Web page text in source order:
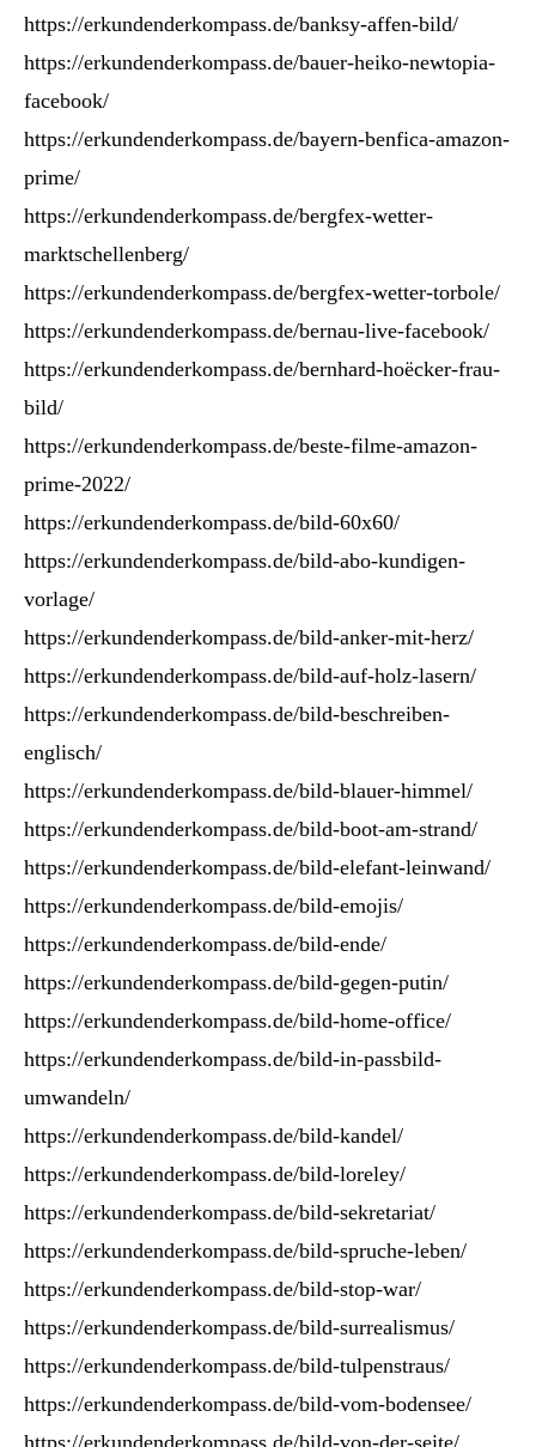
https://erkundenderkompass.de/banksy-affen-bild/
https://erkundenderkompass.de/bauer-heiko-newtopia-
facebook/
https://erkundenderkompass.de/bayern-benfica-amazon-
prime/
https://erkundenderkompass.de/bergfex-wetter-
marktschellenberg/
https://erkundenderkompass.de/bergfex-wetter-torbole/
https://erkundenderkompass.de/bernau-live-facebook/
https://erkundenderkompass.de/bernhard-hoëcker-frau-
bild/
https://erkundenderkompass.de/beste-filme-amazon-
prime-2022/
https://erkundenderkompass.de/bild-60x60/
https://erkundenderkompass.de/bild-abo-kundigen-
vorlage/
https://erkundenderkompass.de/bild-anker-mit-herz/
https://erkundenderkompass.de/bild-auf-holz-lasern/
https://erkundenderkompass.de/bild-beschreiben-
englisch/
https://erkundenderkompass.de/bild-blauer-himmel/
https://erkundenderkompass.de/bild-boot-am-strand/
https://erkundenderkompass.de/bild-elefant-leinwand/
https://erkundenderkompass.de/bild-emojis/
https://erkundenderkompass.de/bild-ende/
https://erkundenderkompass.de/bild-gegen-putin/
https://erkundenderkompass.de/bild-home-office/
https://erkundenderkompass.de/bild-in-passbild-
umwandeln/
https://erkundenderkompass.de/bild-kandel/
https://erkundenderkompass.de/bild-loreley/
https://erkundenderkompass.de/bild-sekretariat/
https://erkundenderkompass.de/bild-spruche-leben/
https://erkundenderkompass.de/bild-stop-war/
https://erkundenderkompass.de/bild-surrealismus/
https://erkundenderkompass.de/bild-tulpenstraus/
https://erkundenderkompass.de/bild-vom-bodensee/